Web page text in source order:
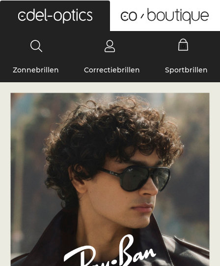
Zonnebrillen Correctiebrillen Sportbrillen